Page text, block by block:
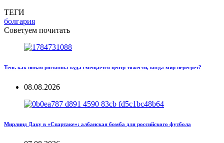
ТЕГИ
болгария
Советуем почитать
Тень как новая роскошь: куда смещается центр тяжести, когда мир перегрет?
08.08.2026
Мирлинд Даку в «Спартаке»: албанская бомба для российского футбола